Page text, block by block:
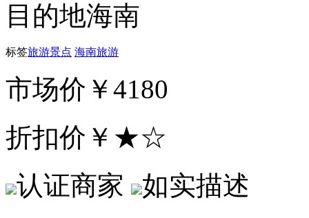
目的地海南
标签旅游景点 海南旅游
市场价 ￥4180
折扣价 ￥★☆
认证商家
如实描述